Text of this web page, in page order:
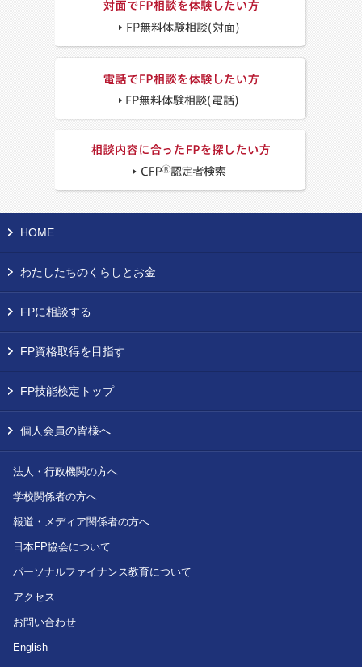
HOME
わたしたちのくらしとお金
FPに相談する
FP資格取得を目指す
FP技能検定トップ
個人会員の皆様へ
法人・行政機関の方へ
学校関係者の方へ
報道・メディア関係者の方へ
日本FP協会について
パーソナルファイナンス教育について
アクセス
お問い合わせ
English